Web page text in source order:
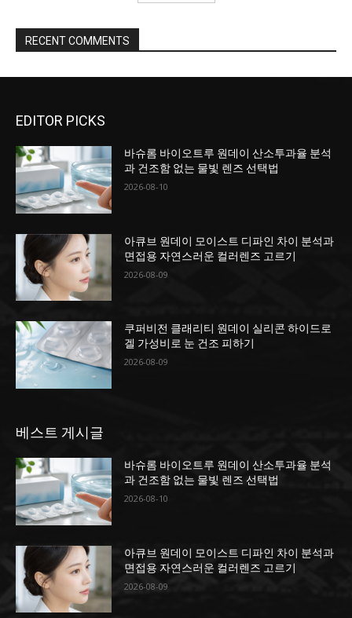
RECENT COMMENTS
EDITOR PICKS
바슈롬 바이오트루 원데이 산소투과율 분석
과 건조함 없는 물빛 렌즈 선택법
2026-08-10
아큐브 원데이 모이스트 디파인 차이 분석과
면접용 자연스러운 컬러렌즈 고르기
2026-08-09
쿠퍼비전 클래리티 원데이 실리콘 하이드로
겔 가성비로 눈 건조 피하기
2026-08-09
베스트 게시글
바슈롬 바이오트루 원데이 산소투과율 분석
과 건조함 없는 물빛 렌즈 선택법
2026-08-10
아큐브 원데이 모이스트 디파인 차이 분석과
면접용 자연스러운 컬러렌즈 고르기
2026-08-09